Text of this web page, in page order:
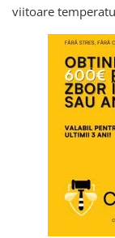
viitoare